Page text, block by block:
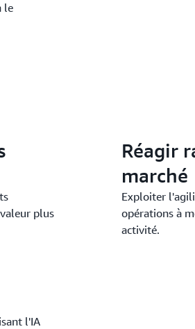
le
plus
Réagir
marché
Exploiter
opérations à
activité.
l'IA